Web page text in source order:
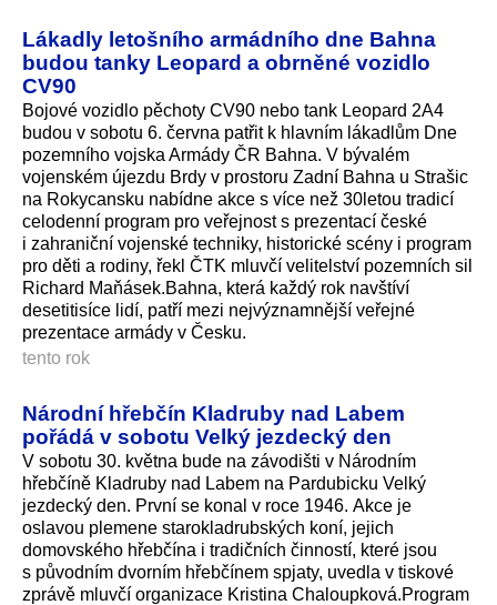
Lákadly letošního armádního dne Bahna
budou tanky Leopard a obrněné vozidlo
CV90
Bojové vozidlo pěchoty CV90 nebo tank Leopard 2A4
budou v sobotu 6. června patřit k hlavním lákadlům Dne
pozemního vojska Armády ČR Bahna. V bývalém
vojenském újezdu Brdy v prostoru Zadní Bahna u Strašic
na Rokycansku nabídne akce s více než 30letou tradicí
celodenní program pro veřejnost s prezentací české
i zahraniční vojenské techniky, historické scény i program
pro děti a rodiny, řekl ČTK mluvčí velitelství pozemních sil
Richard Maňásek.Bahna, která každý rok navštíví
desetitisíce lidí, patří mezi nejvýznamnější veřejné
prezentace armády v Česku.
tento rok
Národní hřebčín Kladruby nad Labem
pořádá v sobotu Velký jezdecký den
V sobotu 30. května bude na závodišti v Národním
hřebčíně Kladruby nad Labem na Pardubicku Velký
jezdecký den. První se konal v roce 1946. Akce je
oslavou plemene starokladrubských koní, jejich
domovského hřebčína i tradičních činností, které jsou
s původním dvorním hřebčínem spjaty, uvedla v tiskové
zprávě mluvčí organizace Kristina Chaloupková.Program